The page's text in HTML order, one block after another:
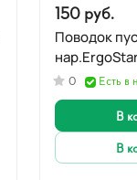
150 руб.
Поводок
0 Есть в
В
В